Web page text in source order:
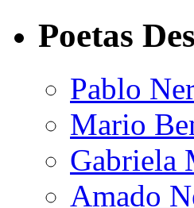
Poetas
Pablo
Mario
Gabriela
Amado